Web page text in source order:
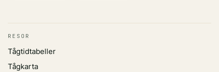
RESOR
Tågtidtabeller
Tågkarta